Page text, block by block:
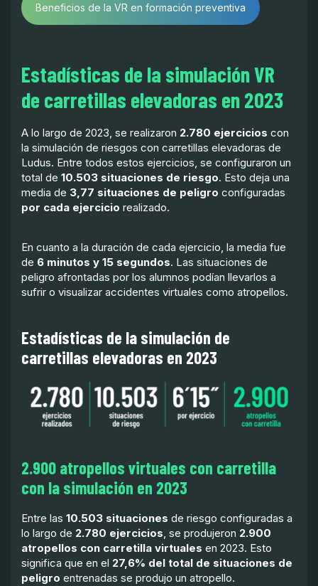
Beneficios de la VR en formación preventiva
Estadísticas de la simulación VR
de carretillas elevadoras en 2023
A lo largo de 2023, se realizaron 2.780 ejercicios con
la simulación de riesgos con carretillas elevadoras de
Ludus. Entre todos estos ejercicios, se configuraron un
total de 10.503 situaciones de riesgo. Esto deja una
media de 3,77 situaciones de peligro configuradas
por cada ejercicio realizado.
En cuanto a la duración de cada ejercicio, la media fue
de 6 minutos y 15 segundos. Las situaciones de
peligro afrontadas por los alumnos podían llevarlos a
sufrir o visualizar accidentes virtuales como atropellos.
Estadísticas de la simulación de
carretillas elevadoras en 2023
2.900 atropellos virtuales con carretilla
con la simulación en 2023
Entre las 10.503 situaciones de riesgo configuradas a
lo largo de 2.780 ejercicios, se produjeron 2.900
atropellos con carretilla virtuales en 2023. Esto
significa que en el 27,6% del total de situaciones de
peligro entrenadas se produjo un atropello.